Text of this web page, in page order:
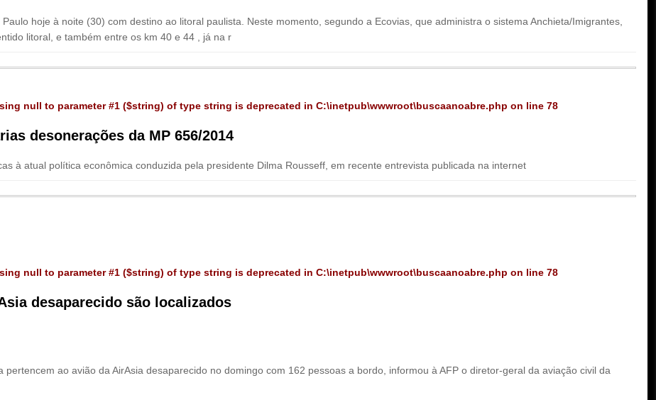
hoje à noite (30) com destino ao litoral paulista. Neste momento, segundo a Ecovias, que administra o sistema Anchieta/Imigrantes,
litoral, e também entre os km 40 e 44 , já na r
null to parameter #1 ($string) of type string is deprecated inC:\inetpub\wwwroot\buscaanoabre.php on line78
desonerações da MP 656/2014
à atual política econômica conduzida pela presidente Dilma Rousseff, em recente entrevista publicada na internet
null to parameter #1 ($string) of type string is deprecated inC:\inetpub\wwwroot\buscaanoabre.php on line78
desaparecido são localizados
ao avião da AirAsia desaparecido no domingo com 162 pessoas a bordo, informou à AFP o diretor-geral da aviação civil da